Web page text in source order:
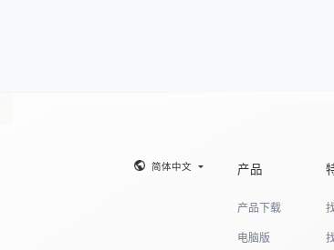
简体中文 产品
产品下载
电脑版